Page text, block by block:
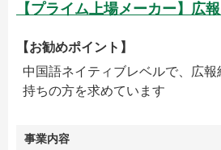
【プライム上場メーカー】広
【お勧めポイント】
中国語ネイティブレベルで、広
持ちの方を求めています
事業内容